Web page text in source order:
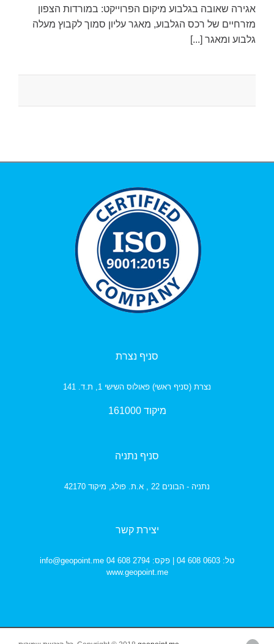
אגירה שאובה בגלבוע מיקום הפרוייקט: במורדות הצפון
מזרחיים של רכס הגלבוע, מאגר עליון סמוך לקבוץ מעלה
גלבוע ומאגר [...]
סניף נצרת
נצרת (סניף ראשי) פאולוס השישי 1, ת.ד. 141
מיקוד 161000
סניף נתניה
נתניה - הבונים 22 , א.ת. פולג, מיקוד 42170
יצירת קשר
טל: 0603 608 04 | פקס: 2794 608 04
info@geopoint.me
www.geopoint.me